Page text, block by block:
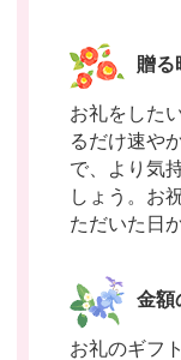
贈る
お礼をした
るだけ速や
で、より気
しょう。お
ただいた日
金額
お礼のギフ